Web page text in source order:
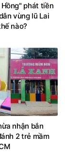
Hồng" phát tiền
vùng lũ Lai
nào?
nhận bắn
2 trẻ mầm